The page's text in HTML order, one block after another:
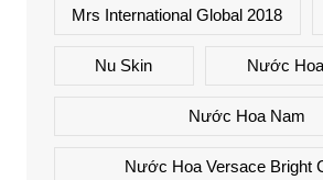
Mrs International Global 2018
Nu Skin Nước
Nước Hoa Nam
Nước Hoa Versace Bright